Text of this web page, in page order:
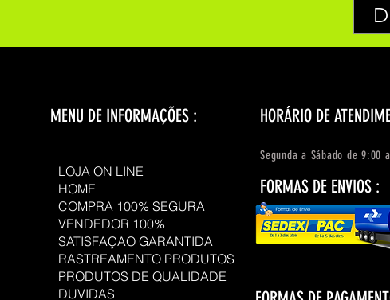
MENU DE INFORMAÇÕES :
LOJA ON LINE
HOME
COMPRA 100% SEGURA
VENDEDOR 100%
SATISFAÇAO GARANTIDA
RASTREAMENTO PRODUTOS
PRODUTOS DE QUALIDADE
DUVIDAS
FORMAS DE ENVIOS :
HORÁRIO DE
Segunda a Sábado de 9:00